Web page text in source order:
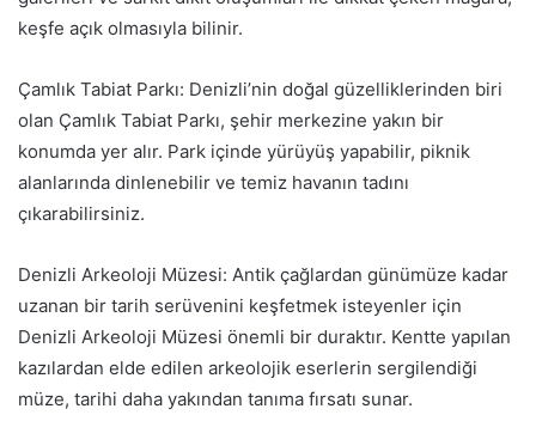
keşfe açık olmasıyla bilinir.
Çamlık Tabiat Parkı: Denizli’nin doğal güzelliklerinden biri
olan Çamlık Tabiat Parkı, şehir merkezine yakın bir
konumda yer alır. Park içinde yürüyüş yapabilir, piknik
alanlarında dinlenebilir ve temiz havanın tadını
çıkarabilirsiniz.
Denizli Arkeoloji Müzesi: Antik çağlardan günümüze kadar
uzanan bir tarih serüvenini keşfetmek isteyenler için
Denizli Arkeoloji Müzesi önemli bir duraktır. Kentte yapılan
kazılardan elde edilen arkeolojik eserlerin sergilendiği
müze, tarihi daha yakından tanıma fırsatı sunar.